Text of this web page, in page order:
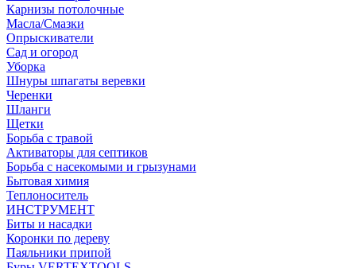
Карнизы потолочные
Масла/Смазки
Опрыскиватели
Сад и огород
Уборка
Шнуры шпагаты веревки
Черенки
Шланги
Щетки
Борьба с травой
Активаторы для септиков
Борьба с насекомыми и грызунами
Бытовая химия
Теплоноситель
ИНСТРУМЕНТ
Биты и насадки
Коронки по дереву
Паяльники припой